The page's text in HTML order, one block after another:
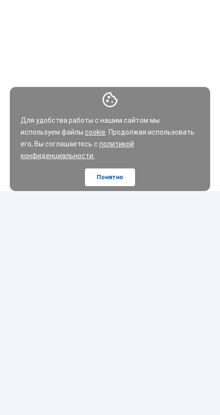
Для удобства работы с нашим сайтом мы
используем файлы cookie . Продолжая использовать
его, Вы соглашаетесь с политикой
конфиденциальности.
Понятно